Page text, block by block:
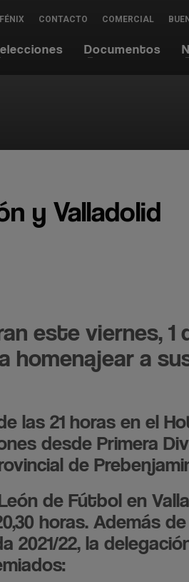
FÉNIX CONTACTO COMERCIAL
Documentos
y Valladolid
este viernes, 1
homenajear a
las 21 horas en el
desde Primera
de
de Fútbol en
horas. Además
22, la